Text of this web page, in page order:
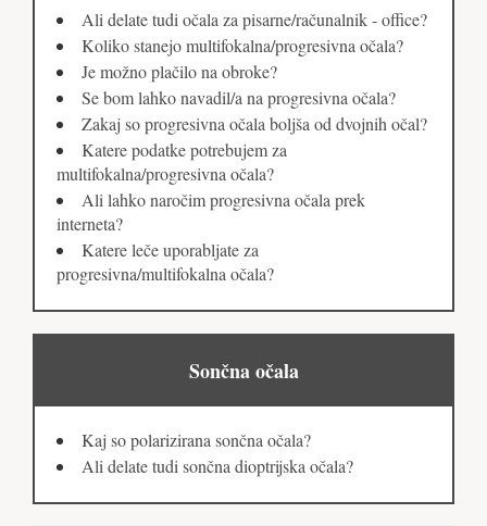
Ali delate tudi očala za pisarne/računalnik - office?
Koliko stanejo multifokalna/progresivna očala?
Je možno plačilo na obroke?
Se bom lahko navadil/a na progresivna očala?
Zakaj so progresivna očala boljša od dvojnih očal?
Katere podatke potrebujem za
multifokalna/progresivna očala?
Ali lahko naročim progresivna očala prek
interneta?
Katere leče uporabljate za
progresivna/multifokalna očala?
Sončna očala
Kaj so polarizirana sončna očala?
Ali delate tudi sončna dioptrijska očala?